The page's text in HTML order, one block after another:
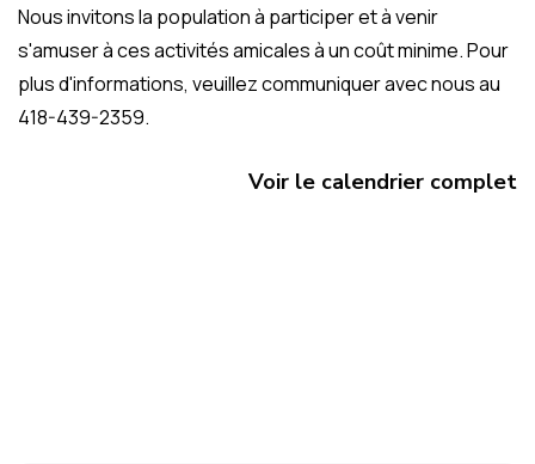
Nous invitons la population à participer et à venir
s'amuser à ces activités amicales à un coût minime. Pour
plus d'informations, veuillez communiquer avec nous au
418-439-2359.
Voir le calendrier complet